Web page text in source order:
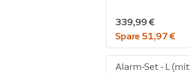
339,99 €
Spare 51,97 €
Alarm-Set - L (mit